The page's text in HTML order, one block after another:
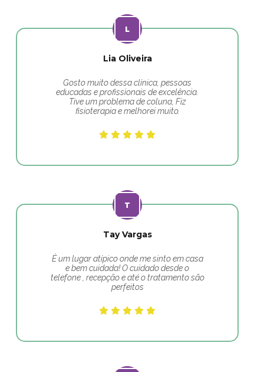
Lia Oliveira
Gosto muito dessa clínica, pessoas
educadas e profissionais de excelência.
Tive um problema de coluna, Fiz
fisioterapia e melhorei muito.
Tay Vargas
É um lugar atípico onde me sinto em casa
e bem cuidada! O cuidado desde o
telefone , recepção e até o tratamento são
perfeitos